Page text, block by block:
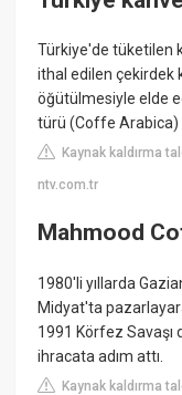
Türkiye'de tüketilen
ithal edilen çekirdek
öğütülmesiyle elde
türü (Coffe Arabica)
Kaynak kaldırma
ntv.com.tr
Mahmood
1980'li yıllarda
Midyat'ta
1991 Körfez Savaşı
ihracata adım attı.
Kaynak kaldırma